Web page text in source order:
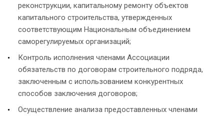
реконструкции, капитальному ремонту объектов
капитального строительства, утвержденных
соответствующим Национальным объединением
саморегулируемых организаций;
Контроль исполнения членами Ассоциации
обязательств по договорам строительного подряда,
заключенным с использованием конкурентных
способов заключения договоров;
Осуществление анализа предоставленных членами